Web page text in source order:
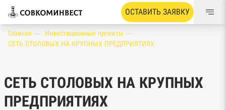
ОСТАВИТЬ ЗАЯВКУ
Главная — Инвестиционные проекты —
СЕТЬ СТОЛОВЫХ НА КРУПНЫХ ПРЕДПРИЯТИЯХ
СЕТЬ СТОЛОВЫХ НА КРУПНЫХ
ПРЕДПРИЯТИЯХ